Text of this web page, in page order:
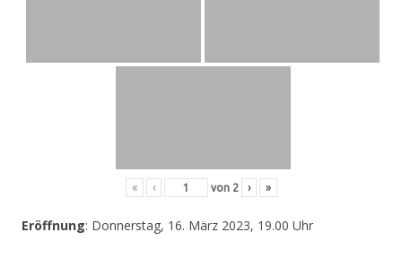
« ‹ von 2 › »
Eröffnung: Donnerstag, 16. März 2023, 19.00 Uhr